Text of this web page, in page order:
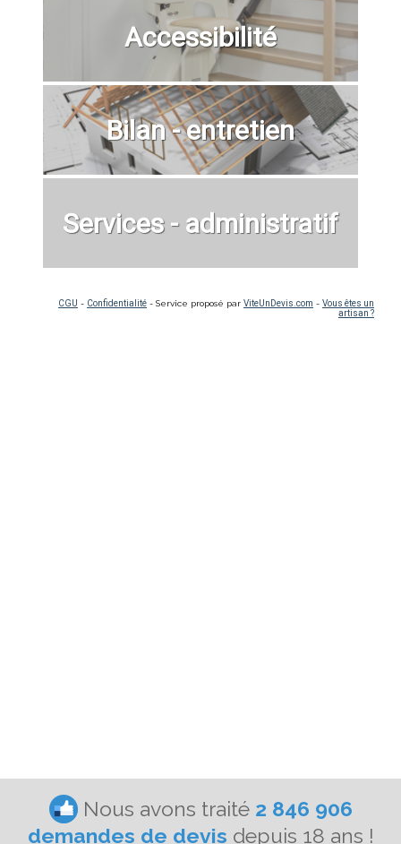
Accessibilité
Bilan - entretien
Services - administratif
CGU - Confidentialité - Service proposé par ViteUnDevis.com - Vous êtes un
artisan ?
Nous avons traité 2 846 906
demandes de devis depuis 18 ans !